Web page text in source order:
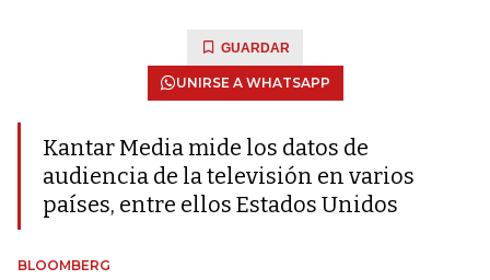
GUARDAR
UNIRSE A WHATSAPP
Kantar Media mide los datos de
audiencia de la televisión en varios
países, entre ellos Estados Unidos
BLOOMBERG